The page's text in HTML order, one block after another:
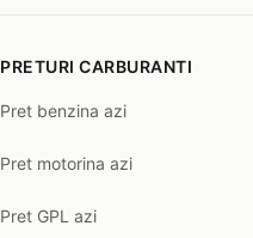
PRETURI CARBURANTI
Pret benzina azi
Pret motorina azi
Pret GPL azi